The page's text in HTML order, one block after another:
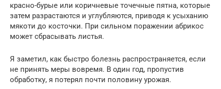
красно-бурые или коричневые точечные пятна, которые
затем разрастаются и углубляются, приводя к усыханию
мякоти до косточки. При сильном поражении абрикос
может сбрасывать листья.
Я заметил, как быстро болезнь распространяется, если
не принять меры вовремя. В один год, пропустив
обработку, я потерял почти половину урожая.